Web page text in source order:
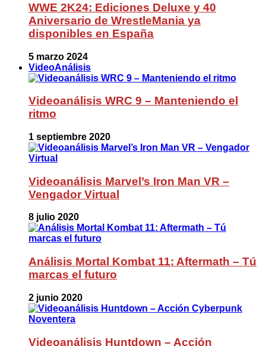
WWE 2K24: Ediciones Deluxe y 40
Aniversario de WrestleMania ya
disponibles en España
5 marzo 2024
VideoAnálisis
Videoanálisis WRC 9 – Manteniendo el
ritmo
1 septiembre 2020
Videoanálisis Marvel’s Iron Man VR –
Vengador Virtual
8 julio 2020
Análisis Mortal Kombat 11: Aftermath – Tú
marcas el futuro
2 junio 2020
Videoanálisis Huntdown – Acción